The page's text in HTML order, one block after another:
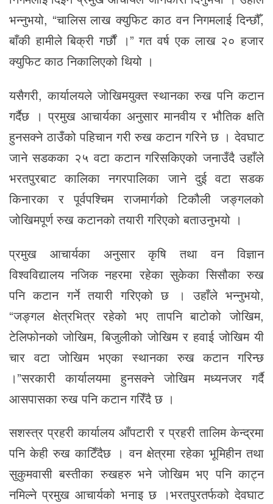
भन्नुभयो, “चालिस लाख क्युफिट काठ वन निगमलाई दिन्छौँ,
बाँकी हामीले बिक्री गर्छौं ।” गत वर्ष एक लाख २० हजार
क्युफिट काठ निकालिएको थियो ।
यसैगरी, कार्यालयले जोखिमयुक्त स्थानका रुख पनि कटान
गर्दैछ । प्रमुख आचार्यका अनुसार मानवीय र भौतिक क्षति
हुनसक्ने ठाउँको पहिचान गरी रुख कटान गरिने छ । देवघाट
जाने सडकका २५ वटा कटान गरिसकिएको जनाउँदै उहाँले
भरतपुरबाट कालिका नगरपालिका जाने दुई वटा सडक
किनारका र पूर्वपश्चिम राजमार्गको टिकौली जङ्गलको
जोखिमपूर्ण रुख कटानको तयारी गरिएको बताउनुभयो ।
प्रमुख आचार्यका अनुसार कृषि तथा वन विज्ञान
विश्वविद्यालय नजिक नहरमा रहेका सुकेका सिसौका रुख
पनि कटान गर्ने तयारी गरिएको छ । उहाँले भन्नुभयो,
“जङ्गल क्षेत्रभित्र रहेको भए तापनि बाटोको जोखिम,
टेलिफोनको जोखिम, बिजुलीको जोखिम र हवाई जोखिम यी
चार वटा जोखिम भएका स्थानका रुख कटान गरिन्छ
।”सरकारी कार्यालयमा हुनसक्ने जोखिम मध्यनजर गर्दै
आसपासका रुख पनि कटान गरिँदै छ ।
सशस्त्र प्रहरी कार्यालय आँपटारी र प्रहरी तालिम केन्द्रमा
पनि केही रुख काटिँदैछ । वन क्षेत्रमा रहेका भूमिहीन तथा
सुकुमवासी बस्तीका रुखहरु भने जोखिम भए पनि काट्न
नमिल्ने प्रमुख आचार्यको भनाइ छ ।भरतपुरतर्फको देवघाट